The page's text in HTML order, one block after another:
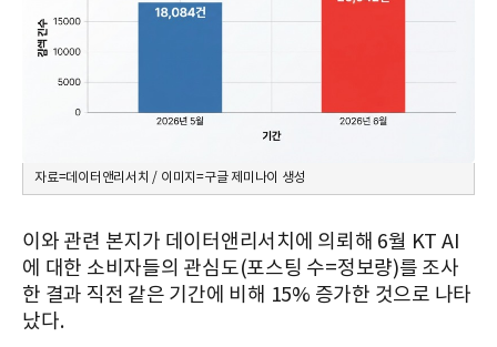
자료=데이터앤리서치 / 이미지=구글 제미나이 생성
이와 관련 본지가 데이터앤리서치에 의뢰해 6월 KT AI
에 대한 소비자들의 관심도(포스팅 수=정보량)를 조사
한 결과 직전 같은 기간에 비해 15% 증가한 것으로 나타
났다.